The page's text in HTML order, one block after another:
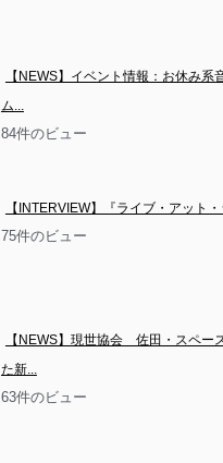
【NEWS】イベント情報：お休み系
ム...
84件のビュー
【INTERVIEW】『ライブ・アット
75件のビュー
【NEWS】現世協会　佐田・スペー
た新...
63件のビュー